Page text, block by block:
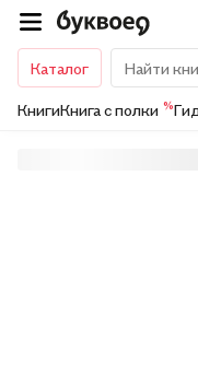
Каталог
КнигиКнига с полки %